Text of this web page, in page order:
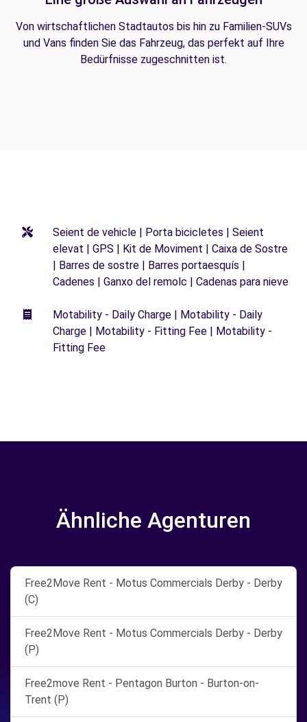
Von wirtschaftlichen Stadtautos bis hin zu Familien-SUVs
und Vans finden Sie das Fahrzeug, das perfekt auf Ihre
Bedürfnisse zugeschnitten ist.
Seient de vehicle | Porta bicicletes | Seient
elevat | GPS | Kit de Moviment | Caixa de Sostre
| Barres de sostre | Barres portaesquís |
Cadenes | Ganxo del remolc | Cadenas para nieve
Motability - Daily Charge | Motability - Daily
Charge | Motability - Fitting Fee | Motability -
Fitting Fee
Ähnliche Agenturen
Free2Move Rent - Motus Commercials Derby - Derby
(C)
Free2Move Rent - Motus Commercials Derby - Derby
(P)
Free2move Rent - Pentagon Burton - Burton-on-
Trent (P)